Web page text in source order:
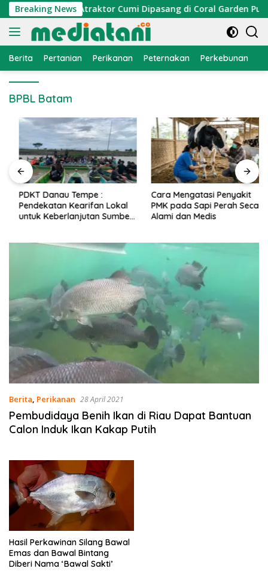
Langsung
ke
konten
Breaking News
Nelayan, Atraktor Cumi Dipasang di Coral Garden Pulau
Berita Pertanian Perikanan Peternakan Perkebunan
BPBL Batam
PDKT Danau Tempe :
Pendekatan Kearifan Lokal
untuk Keberlanjutan Sumber
Cara Mengatasi Penyakit
PMK pada Sapi Perah Secara
Alami dan Medis
Berita, Perikanan 28 April 2021
Pembudidaya Benih Ikan di Riau Dapat Bantuan
Calon Induk Ikan Kakap Putih
Hasil Perkawinan Silang Bawal
Emas dan Bawal Bintang
Diberi Nama ‘Bawal Sakti’